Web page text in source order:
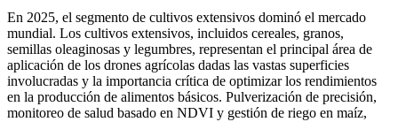
En 2025, el segmento de cultivos extensivos dominó el mercado
mundial. Los cultivos extensivos, incluidos cereales, granos,
semillas oleaginosas y legumbres, representan el principal área de
aplicación de los drones agrícolas dadas las vastas superficies
involucradas y la importancia crítica de optimizar los rendimientos
en la producción de alimentos básicos. Pulverización de precisión,
monitoreo de salud basado en NDVI y gestión de riego en maíz,